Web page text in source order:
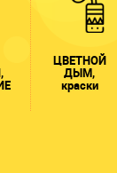
ЦВЕТНОЙ
ДЫМ,
краски